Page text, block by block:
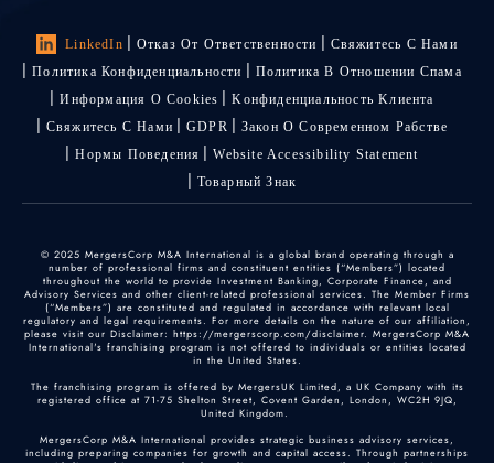
LinkedIn Отказ От Ответственности
Свяжитесь С Нами
Политика Конфиденциальности
Политика В Отношении Спама
Информация О Cookies
Kонфиденциальность Kлиента
Свяжитесь С Нами
GDPR
Закон О Современном Рабстве
Нормы Поведения
Website Accessibility Statement
Товарный Знак
© 2025 MergersCorp M&A International is a global brand operating through a
number of professional firms and constituent entities (“Members”) located
throughout the world to provide Investment Banking, Corporate Finance, and
Advisory Services and other client-related professional services. The Member Firms
(“Members”) are constituted and regulated in accordance with relevant local
regulatory and legal requirements. For more details on the nature of our affiliation,
please visit our Disclaimer: https://mergerscorp.com/disclaimer. MergersCorp M&A
International's franchising program is not offered to individuals or entities located
in the United States.
The franchising program is offered by MergersUK Limited, a UK Company with its
registered office at 71-75 Shelton Street, Covent Garden, London, WC2H 9JQ,
United Kingdom.
MergersCorp M&A International provides strategic business advisory services,
including preparing companies for growth and capital access. Through partnerships